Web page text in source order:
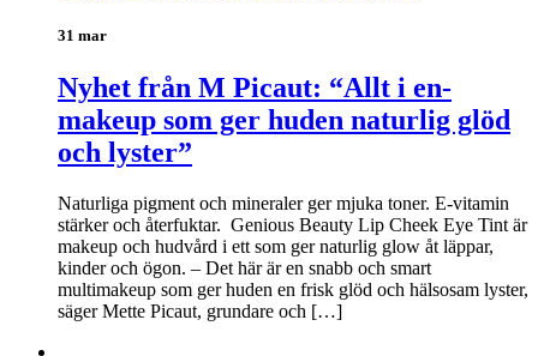
31 mar
Nyhet från M Picaut: “Allt i en-
makeup som ger huden naturlig glöd
och lyster”
Naturliga pigment och mineraler ger mjuka toner. E-vitamin
stärker och återfuktar. Genious Beauty Lip Cheek Eye Tint är
makeup och hudvård i ett som ger naturlig glow åt läppar,
kinder och ögon. – Det här är en snabb och smart
multimakeup som ger huden en frisk glöd och hälsosam lyster,
säger Mette Picaut, grundare och […]